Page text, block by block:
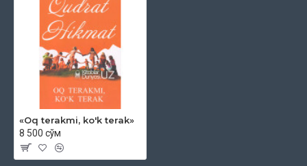
«Oq terakmi, ko'k terak»
8 500 сўм